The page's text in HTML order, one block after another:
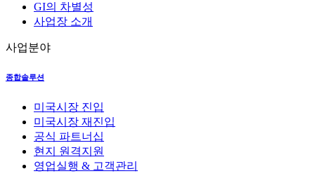
GI의 차별성
사업장 소개
사업분야
종합솔루션
미국시장 진입
미국시장 재진입
공식 파트너십
현지 원격지원
영업실행 & 고객관리